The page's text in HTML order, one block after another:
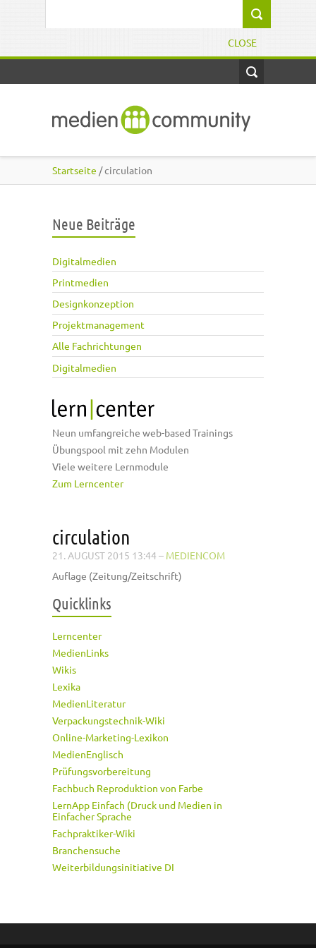
CLOSE
Startseite / circulation
Neue Beiträge
Digitalmedien
Printmedien
Designkonzeption
Projektmanagement
Alle Fachrichtungen
Digitalmedien
Neun umfangreiche web-based Trainings
Übungspool mit zehn Modulen
Viele weitere Lernmodule
Zum Lerncenter
circulation
21. AUGUST 2015 13:44 – MEDIENCOM
Auflage (Zeitung/Zeitschrift)
Quicklinks
Lerncenter
MedienLinks
Wikis
Lexika
MedienLiteratur
Verpackungstechnik-Wiki
Online-Marketing-Lexikon
MedienEnglisch
Prüfungsvorbereitung
Fachbuch Reproduktion von Farbe
LernApp Einfach (Druck und Medien in
Einfacher Sprache
Fachpraktiker-Wiki
Branchensuche
Weiterbildungsinitiative DI